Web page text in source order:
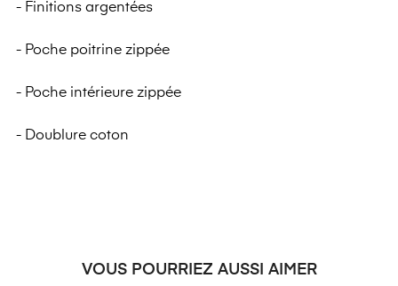
- Finitions argentées
- Poche poitrine zippée
- Poche intérieure zippée
- Doublure coton
VOUS POURRIEZ AUSSI AIMER